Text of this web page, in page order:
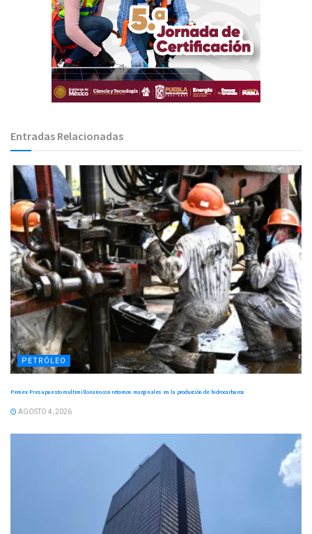
Entradas Relacionadas
PETRÓLEO
Pemex: Presupuesto multimillonario con retornos marginales en la producción de hidrocarburos
AGOSTO 4, 2026